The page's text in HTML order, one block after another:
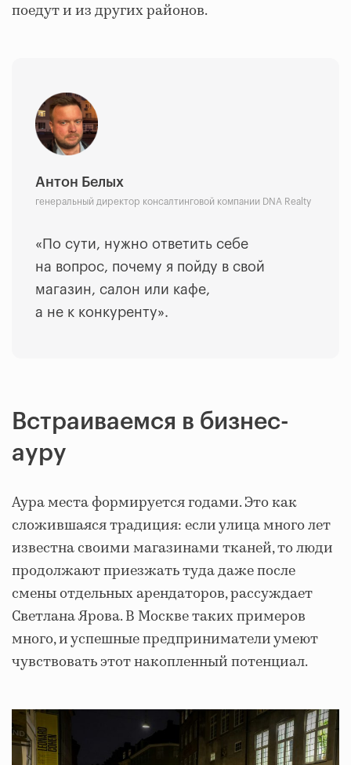
поедут и из других районов.
Антон Белых
генеральный директор консалтинговой компании DNA Realty
«По сути, нужно ответить себе
на вопрос, почему я пойду в свой
магазин, салон или кафе,
а не к конкуренту».
Встраиваемся в бизнес-
ауру
Аура места формируется годами. Это как
сложившаяся традиция: если улица много лет
известна своими магазинами тканей, то люди
продолжают приезжать туда даже после
смены отдельных арендаторов, рассуждает
Светлана Ярова. В Москве таких примеров
много, и успешные предприниматели умеют
чувствовать этот накопленный потенциал.